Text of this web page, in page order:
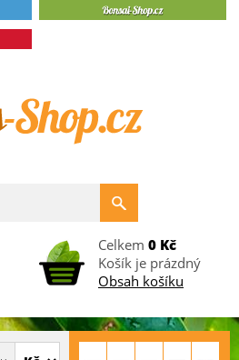
Celkem 0 Kč
Košík je prázdný
Obsah košíku